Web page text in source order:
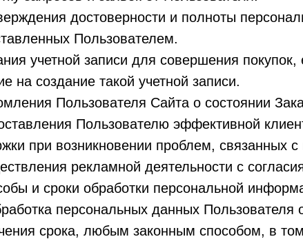
достоверности и полноты
Пользователем.
учетной записи для совершения
на создание такой учетной записи.
Пользователя Сайта о состоянии
Пользователю эффективной
при возникновении проблем, связанных
рекламной деятельности с
и сроки обработки персональной
персональных данных Пользователя
срока, любым законным способом, в